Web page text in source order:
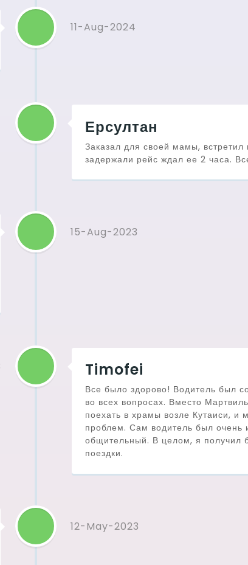
11-Aug-2024
Ерсултан
Заказал для своей мамы, встретил
задержали рейс ждал ее 2 часа.
15-Aug-2023
Timofei
Все было здорово! Водитель был
во всех вопросах. Вместо
поехать в храмы возле Кутаиси, и
проблем. Сам водитель был очень
общительный. В целом, я получил
поездки.
12-May-2023